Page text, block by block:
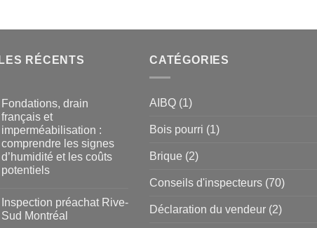
RÉCENTS
Fondations, drain
français et
imperméabilisation :
comprendre les signes
d’humidité et les coûts
potentiels
Inspection préachat Rive-
Sud Montréal
CATÉGORIES
AIBQ (1)
Bois pourri (1)
Brique (2)
Conseils d'inspecteurs (70)
Déclaration du vendeur (2)